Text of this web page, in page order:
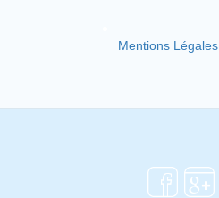
Mentions Légales